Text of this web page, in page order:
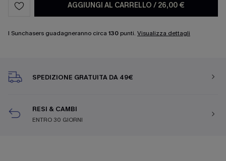
AGGIUNGI AL CARRELLO / 26,00 €
I Sunchasers guadagneranno circa 130 punti. Visualizza dettagli
SPEDIZIONE GRATUITA DA 49€
RESI & CAMBI
ENTRO 30 GIORNI